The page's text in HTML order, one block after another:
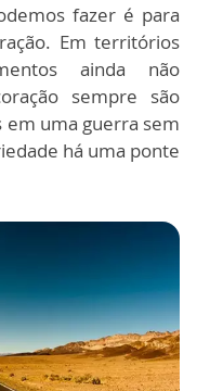
fazer é para
Em territórios
ainda não
sempre são
em uma guerra sem
há uma ponte